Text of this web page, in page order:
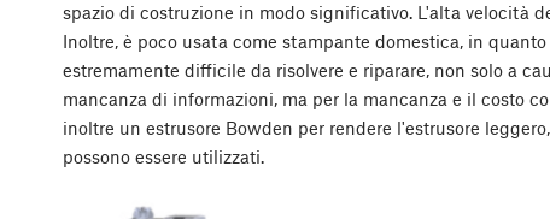
spazio di costruzione in modo significativo. L'alta velocità
Inoltre, è poco usata come stampante domestica, in
estremamente difficile da risolvere e riparare, non solo a
mancanza di informazioni, ma per la mancanza e il costo
inoltre un estrusore Bowden per rendere l'estrusore
possono essere utilizzati.